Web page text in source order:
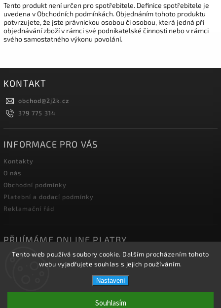
Tento web používá soubory cookie. Dalším procházením tohoto
webu vyjadřujete souhlas s jejich používáním.
Nastavení
Souhlasím
Tento produkt není určen pro spotřebitele. Definice spotřebitele je
uvedena v Obchodních podmínkách. Objednáním tohoto produktu
potvrzujete, že jste právnickou osobou či osobou, která jedná při
objednávání zboží v rámci své podnikatelské činnosti nebo v rámci
svého samostatného výkonu povolání.
KONTAKT
obchod@2j2k.cz
379 775 314
INFORMACE PRO VÁS
Kontakty
O nás
Obchodní podmínky
Platební a dodací podmínky
Reklamační řád
PŘIJÍMÁME ONLINE PLATBY